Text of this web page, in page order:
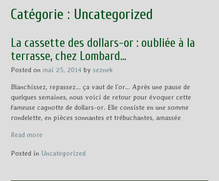
Catégorie : Uncategorized
La cassette des dollars-or : oubliée à la
terrasse, chez Lombard…
Posted on mai 25, 2014 by seznek
Blanchissez, repassez… ça vaut de l’or… Après une pause de
quelques semaines, nous voici de retour pour évoquer cette
fameuse cagnotte de dollars-or. Elle consiste en une somme
rondelette, en pièces sonnantes et trébuchantes, amassée
Read more
Posted in Uncategorized